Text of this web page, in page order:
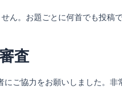
ん。お題ごとに何首でも投稿
査
にご協力をお願いしました。非